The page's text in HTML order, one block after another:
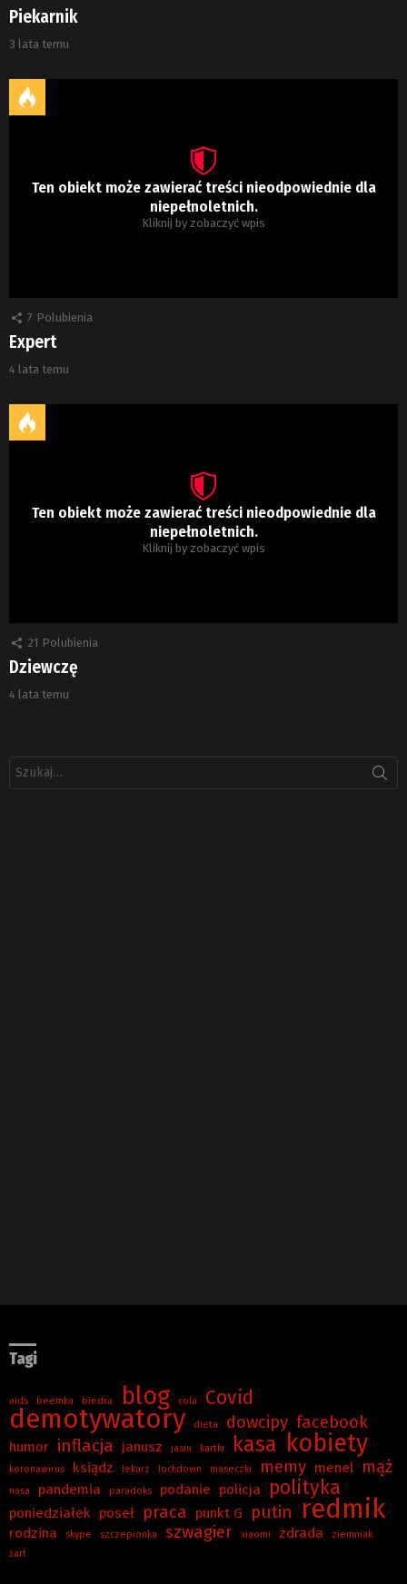
Piekarnik
3 lata temu
Ten obiekt może zawierać treści nieodpowiednie dla
niepełnoletnich.
Kliknij by zobaczyć wpis
7 Polubienia
Expert
4 lata temu
Ten obiekt może zawierać treści nieodpowiednie dla
niepełnoletnich.
Kliknij by zobaczyć wpis
21 Polubienia
Dziewczę
4 lata temu
Tagi
aids beemka biedra blog cola Covid
demotywatory dieta dowcipy facebook
humor inflacja janusz jasiu kartki kasa kobiety
koronawirus ksiądz lekarz lockdown maseczki memy menel mąż
nasa pandemia paradoks podanie policja polityka
poniedziałek poseł praca punkt G putin redmik
rodzina skype szczepionka szwagier xiaomi zdrada
ziemniak
żart